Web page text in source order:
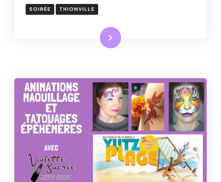
SOIRÉE THIONVILLE
Lire la suite